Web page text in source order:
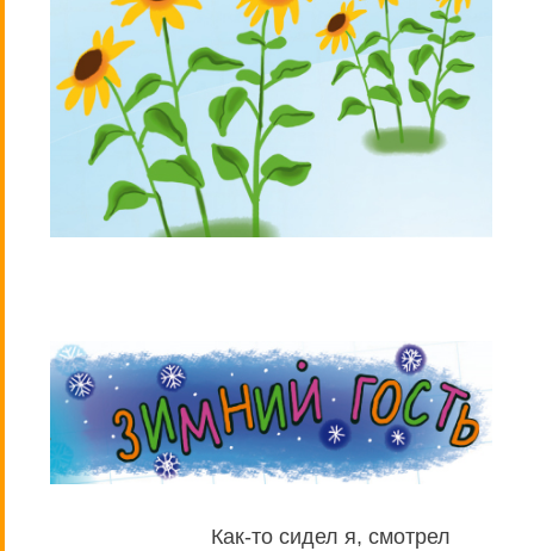
Как-то сидел я, смотрел